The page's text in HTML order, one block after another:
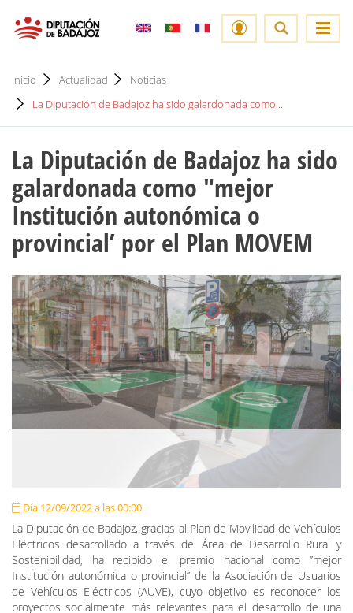
Inicio Actualidad
Noticias
La Diputación de Badajoz ha sido galardonada como...
La Diputación de Badajoz ha sido
galardonada como "mejor
Institución autonómica o
provincial’ por el Plan MOVEM